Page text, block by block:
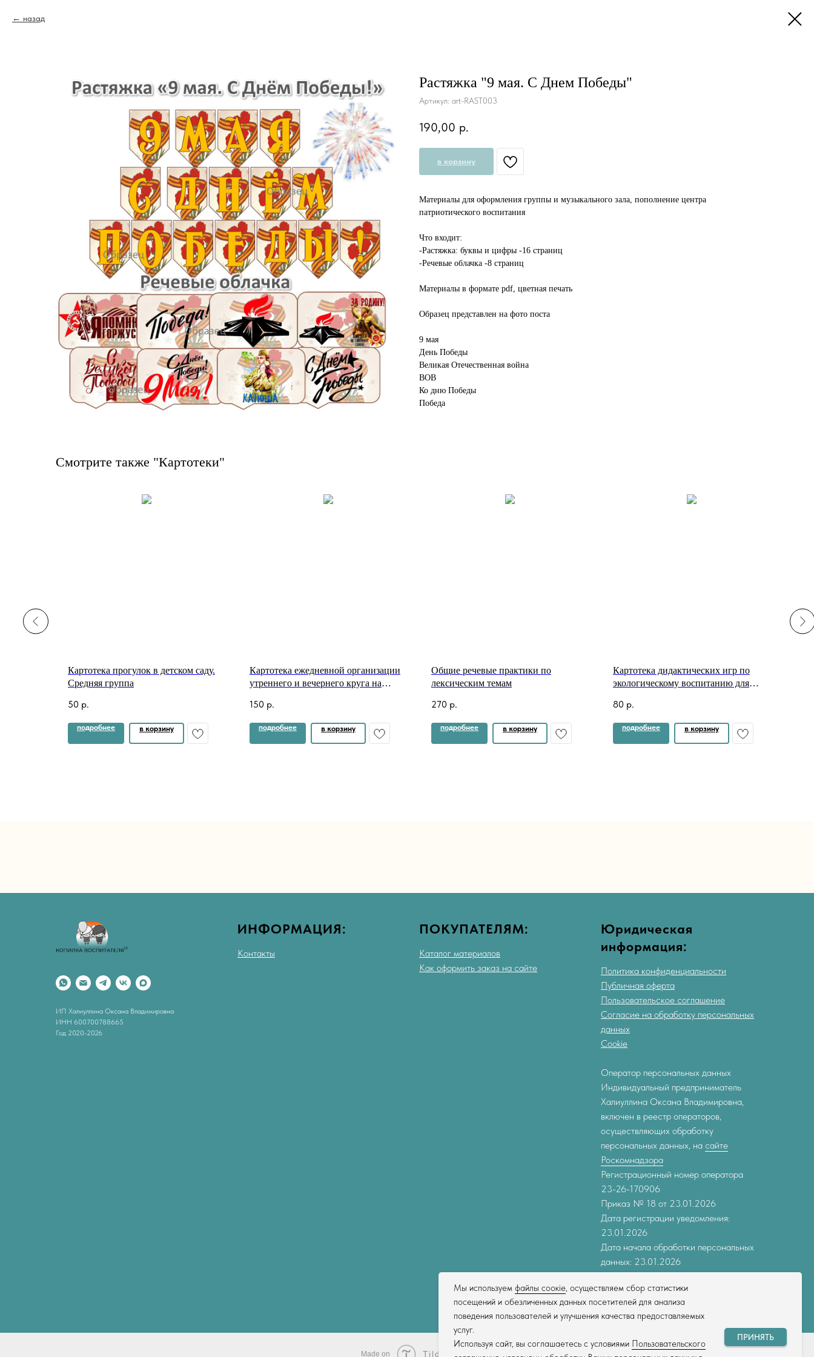
назад
Растяжка "9 мая. С Днем Победы"
Артикул: art-RAST003
190,00 р.
в корзину
Материалы для оформления группы и музыкального зала, пополнение центра
патриотического воспитания
Что входит:
-Растяжка: буквы и цифры -16 страниц
-Речевые облачка -8 страниц
Материалы в формате pdf, цветная печать
Образец представлен на фото поста
9 мая
День Победы
Великая Отечественная война
ВОВ
Ко дню Победы
Победа
Смотрите также "Картотеки"
Картотека прогулок в детском саду.
Средняя группа
50 р.
подробнее в корзину
Картотека ежедневной организации
утреннего и вечернего круга на
Подготовительная к школе группа
150 р.
подробнее в корзину
Общие речевые практики по
лексическим темам
270 р.
подробнее в корзину
Картотека дидактических игр по
экологическому воспитанию для
возраста⠀
80 р.
подробнее в корзину
Мы используем файлы соокіе, осуществляем сбор статистики
посещений и обезличенных данных посетителей для анализа
поведения пользователей и улучшения качества предоставляемых
услуг.
Используя сайт, вы соглашаетесь с условиями Пользовательского
ПРИНЯТЬ
ИП Халиуллина Оксана Владимировна
ИНН 600700788665
Год 2020-2026
ИНФОРМАЦИЯ:
Контакты
ПОКУПАТЕЛЯМ:
Каталог материалов
Как оформить заказ на сайте
Юридическая
информация:
Политика конфиденциальности
Публичная оферта
Пользовательское соглашение
Согласие на обработку персональных
данных
Cookie
Оператор персональных данных
Индивидуальный предприниматель
Халиуллина Оксана Владимировна,
включен в реестр операторов,
осуществляющих обработку
персональных данных, на сайте
Роскомнадзора
Регистрационный номер оператора
23-26-170906
Приказ № 18 от 23.01.2026
Дата регистрации уведомления:
23.01.2026
Дата начала обработки персональных
данных: 23.01.2026
Made on Tilda